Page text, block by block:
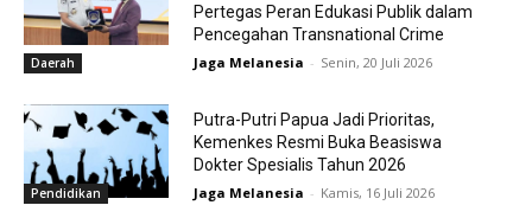
Daerah
Pertegas Peran Edukasi Publik dalam
Pencegahan Transnational Crime
Jaga Melanesia - Senin, 20 Juli 2026
Pendidikan
Putra-Putri Papua Jadi Prioritas,
Kemenkes Resmi Buka Beasiswa
Dokter Spesialis Tahun 2026
Jaga Melanesia - Kamis, 16 Juli 2026